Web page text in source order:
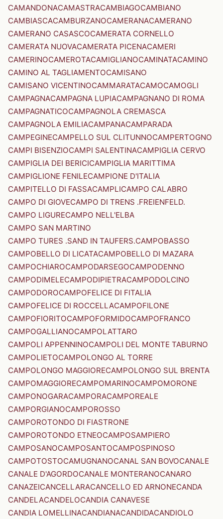
CAMANDONACAMASTRACAMBIAGOCAMBIANO
CAMBIASCACAMBURZANOCAMERANACAMERANO
CAMERANO CASASCOCAMERATA CORNELLO
CAMERATA NUOVACAMERATA PICENACAMERI
CAMERINOCAMEROTACAMIGLIANOCAMINATACAMINO
CAMINO AL TAGLIAMENTOCAMISANO
CAMISANO VICENTINOCAMMARATACAMOCAMOGLI
CAMPAGNACAMPAGNA LUPIACAMPAGNANO DI ROMA
CAMPAGNATICOCAMPAGNOLA CREMASCA
CAMPAGNOLA EMILIACAMPANACAMPARADA
CAMPEGINECAMPELLO SUL CLITUNNOCAMPERTOGNO
CAMPI BISENZIOCAMPI SALENTINACAMPIGLIA CERVO
CAMPIGLIA DEI BERICICAMPIGLIA MARITTIMA
CAMPIGLIONE FENILECAMPIONE D'ITALIA
CAMPITELLO DI FASSACAMPLICAMPO CALABRO
CAMPO DI GIOVECAMPO DI TRENS .FREIENFELD.
CAMPO LIGURECAMPO NELL'ELBA
CAMPO SAN MARTINO
CAMPO TURES .SAND IN TAUFERS.CAMPOBASSO
CAMPOBELLO DI LICATACAMPOBELLO DI MAZARA
CAMPOCHIAROCAMPODARSEGOCAMPODENNO
CAMPODIMELECAMPODIPIETRACAMPODOLCINO
CAMPODOROCAMPOFELICE DI FITALIA
CAMPOFELICE DI ROCCELLACAMPOFILONE
CAMPOFIORITOCAMPOFORMIDOCAMPOFRANCO
CAMPOGALLIANOCAMPOLATTARO
CAMPOLI APPENNINOCAMPOLI DEL MONTE TABURNO
CAMPOLIETOCAMPOLONGO AL TORRE
CAMPOLONGO MAGGIORECAMPOLONGO SUL BRENTA
CAMPOMAGGIORECAMPOMARINOCAMPOMORONE
CAMPONOGARACAMPORACAMPOREALE
CAMPORGIANOCAMPOROSSO
CAMPOROTONDO DI FIASTRONE
CAMPOROTONDO ETNEOCAMPOSAMPIERO
CAMPOSANOCAMPOSANTOCAMPOSPINOSO
CAMPOTOSTOCAMUGNANOCANAL SAN BOVOCANALE
CANALE D'AGORDOCANALE MONTERANOCANARO
CANAZEICANCELLARACANCELLO ED ARNONECANDA
CANDELACANDELOCANDIA CANAVESE
CANDIA LOMELLINACANDIANACANDIDACANDIOLO